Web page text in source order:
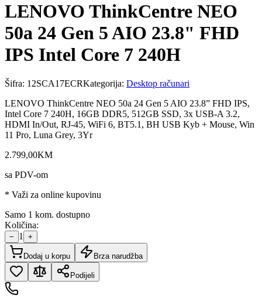
LENOVO ThinkCentre NEO
50a 24 Gen 5 AIO 23.8" FHD
IPS Intel Core 7 240H
Šifra: 12SCA17ECRKategorija: Desktop računari
LENOVO ThinkCentre NEO 50a 24 Gen 5 AIO 23.8” FHD IPS,
Intel Core 7 240H, 16GB DDR5, 512GB SSD, 3x USB-A 3.2,
HDMI In/Out, RJ-45, WiFi 6, BT5.1, BH USB Kyb + Mouse, Win
11 Pro, Luna Grey, 3Yr
2.799,00KM
sa PDV-om
* Važi za online kupovinu
Samo 1 kom. dostupno
Količina:
− 1 +
Dodaj u korpu Brza narudžba
Podijeli